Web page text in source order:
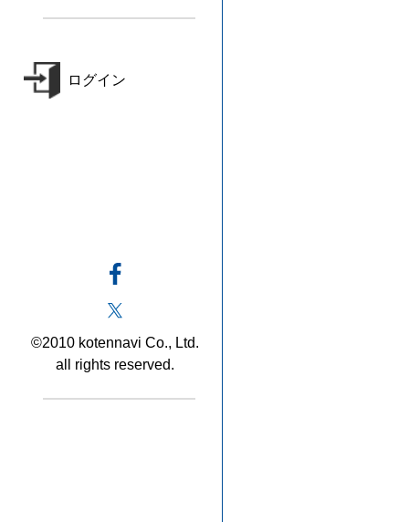
ログイン
©2010 kotennavi Co., Ltd.
all rights reserved.